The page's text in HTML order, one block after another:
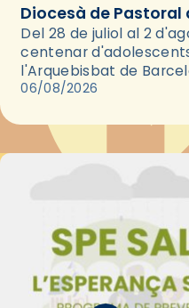
Diocesà de Pastoral
Del 28 de juliol al 2
centenar
l'Arquebisbat de
les convivències Be
06/08/2026